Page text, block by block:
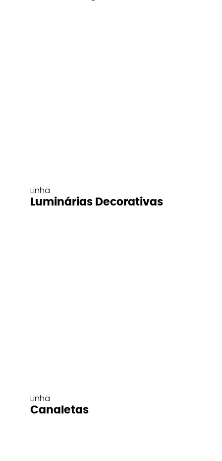
Linha
Luminárias Decorativas
Linha
Canaletas